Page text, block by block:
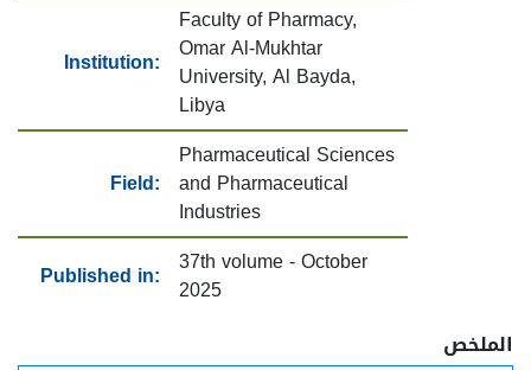
Institution:
Faculty of Pharmacy,
Omar Al-Mukhtar
University, Al Bayda,
Libya
Field:
Pharmaceutical Sciences
and Pharmaceutical
Industries
Published in: 37th volume - October
2025
الملخص